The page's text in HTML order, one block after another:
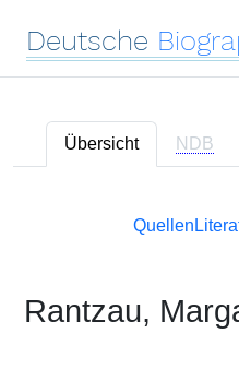
Deutsche
Übersicht NDB
Quellen
Rantzau,